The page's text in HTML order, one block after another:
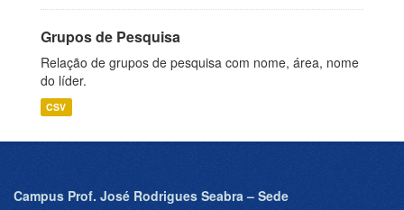
Grupos de Pesquisa
Relação de grupos de pesquisa com nome, área, nome
do líder.
CSV
Campus Prof. José Rodrigues Seabra – Sede